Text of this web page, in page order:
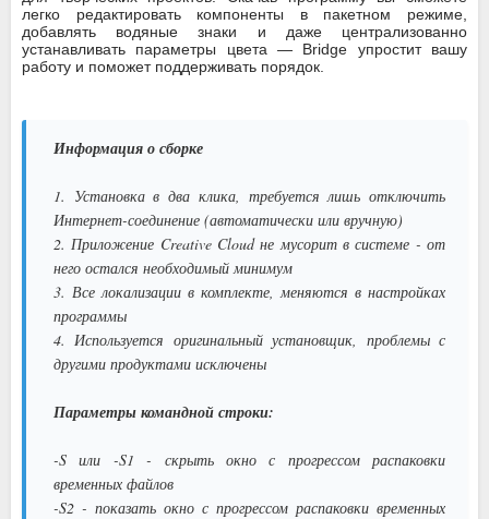
легко редактировать компоненты в пакетном режиме,
добавлять водяные знаки и даже централизованно
устанавливать параметры цвета — Bridge упростит вашу
работу и поможет поддерживать порядок.
Информация о сборке
1. Установка в два клика, требуется лишь отключить
Интернет-соединение (автоматически или вручную)
2. Приложение Creative Cloud не мусорит в системе - от
него остался необходимый минимум
3. Все локализации в комплекте, меняются в настройках
программы
4. Используется оригинальный установщик, проблемы с
другими продуктами исключены
Параметры командной строки:
-S или -S1 - скрыть окно с прогрессом распаковки
временных файлов
-S2 - показать окно с прогрессом распаковки временных